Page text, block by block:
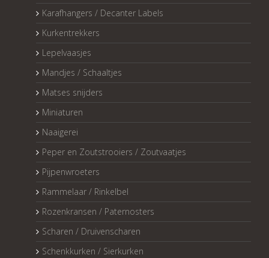
Karafhangers / Decanter Labels
Kurkentrekkers
Lepelvaasjes
Mandjes / Schaaltjes
Matses snijders
Miniaturen
Naaigerei
Peper en Zoutstrooiers / Zoutvaatjes
Pijpenwroeters
Rammelaar / Rinkelbel
Rozenkransen / Paternosters
Scharen / Druivenscharen
Schenkkurken / Sierkurken